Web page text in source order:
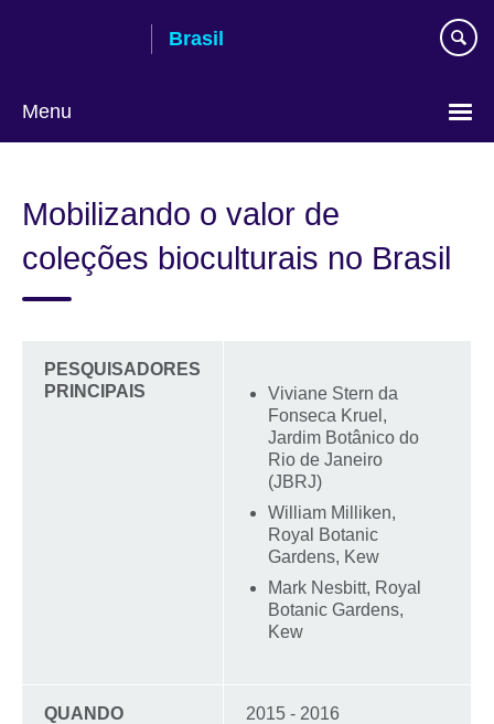
Brasil
Menu
language
Mobilizando o valor de
coleções bioculturais no Brasil
PESQUISADORES
PRINCIPAIS
Viviane Stern da
Fonseca Kruel,
Jardim Botânico do
Rio de Janeiro
(JBRJ)
William Milliken,
Royal Botanic
Gardens, Kew
Mark Nesbitt, Royal
Botanic Gardens,
Kew
QUANDO
2015 - 2016